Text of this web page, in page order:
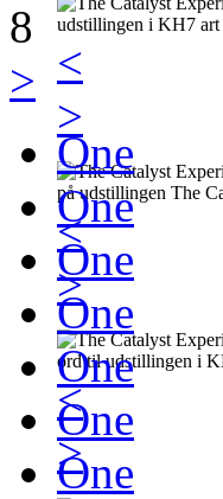
<
>
<
>
<
>
8
>
One
One
One
One
One
One
One